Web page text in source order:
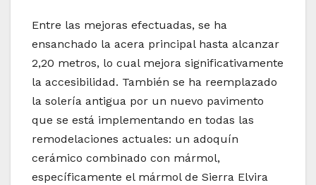
Entre las mejoras efectuadas, se ha
ensanchado la acera principal hasta alcanzar
2,20 metros, lo cual mejora significativamente
la accesibilidad. También se ha reemplazado
la solería antigua por un nuevo pavimento
que se está implementando en todas las
remodelaciones actuales: un adoquín
cerámico combinado con mármol,
específicamente el mármol de Sierra Elvira